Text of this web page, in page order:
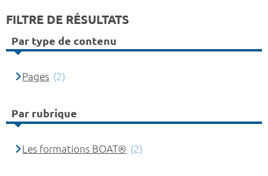
FILTRE DE RÉSULTATS
Par type de contenu
Pages (2)
Par rubrique
Les formations BOAT® (2)